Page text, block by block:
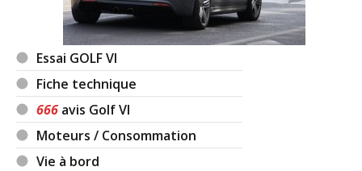
automa
12/20 1.4 TSI 122 ch
18/20 1.4 TSI 122 ch 8000.2011.style
Essai GOLF VI
Fiche technique
666 avis Golf VI
Moteurs / Consommation
Vie à bord